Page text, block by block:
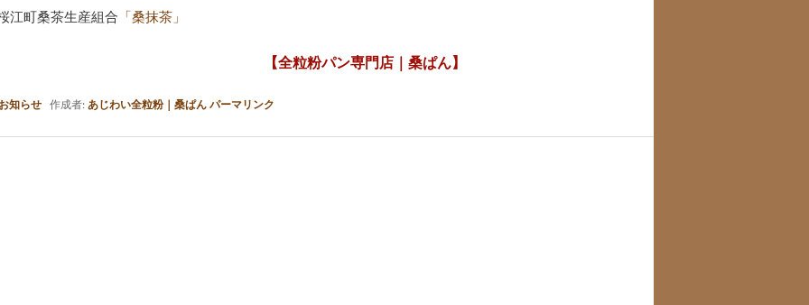
江町桑茶生産組合 「桑抹茶」
【全粒粉パン専門店｜桑ぱん】
知らせ作成者: あじわい全粒粉｜桑ぱん パーマリンク